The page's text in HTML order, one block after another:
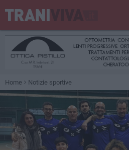
Home Notizie sportive